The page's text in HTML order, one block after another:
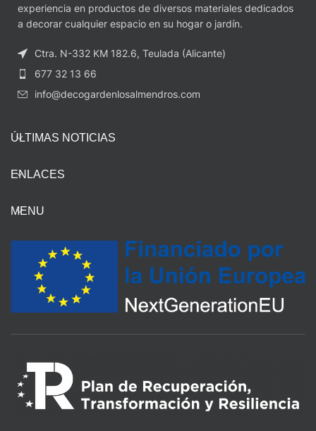
experiencia en productos de diversos materiales dedicados
a decorar cualquier espacio en su hogar o jardín.
Ctra. N-332 KM 182.6, Teulada (Alicante)
677 32 13 66
info@decogardenlosalmendros.com
ÚLTIMAS NOTICIAS
ENLACES
MENU